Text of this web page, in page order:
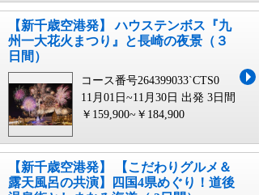
【新千歳空港発】 ハウステンボス『九
州一大花火まつり』と長崎の夜景（３
日間）
コース番号264399033`CTS0
11月01日~11月30日 出発 3日間
￥159,900~￥184,900
【新千歳空港発】 【こだわりグルメ＆
露天風呂の共演】四国4県めぐり！道後